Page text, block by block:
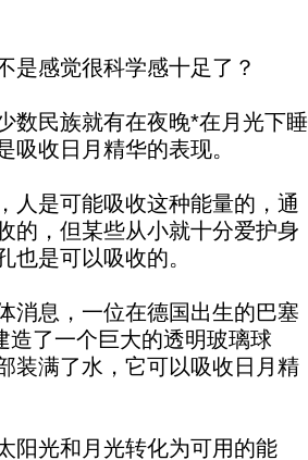
觉很科学感十足了？
族就有在夜晚*在月光下睡
吸收日月精华的表现。
可能吸收这种能量的，通
的，但某些从小就十分爱护身
也是可以吸收的。
，一位在德国出生的巴塞
造了一个巨大的透明玻璃球
装满了水，它可以吸收日月精
和月光转化为可用的能